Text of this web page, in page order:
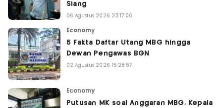
Siang
06 Agustus 2026 23:17:00
Economy
5 Fakta Daftar Utang MBG hingga
Dewan Pengawas BGN
02 Agustus 2026 15:28:57
Economy
Putusan MK soal Anggaran MBG, Kepala